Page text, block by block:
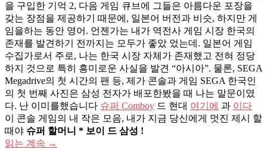
을 구입한 기억 2, 다음 게임 큐브에 그들은 아름다운 포장을
갖는 장점을 제공하기 때문에, 일본어 버전과 비슷, 하지만 게
임을하는 동안 영어. 언젠가는 내가 역전사 게임 시장 한국의
존재를 발견하기 전까지는 모두가 좋았 었는데. 일본어 게임
수집가로서 주로, 나는 한국 시장 자체가 존재했고 전혀 정당
하지 것으로 특히 흥미로운 사실​​을 발견 “아시아”. 물론, SEGA
Megadrive의 첫 시간의 팬 등, 제가 콘솔과 게임 SEGA 한국인
의 첫 번째 사진은 삼성 전자가 배포한봤을 때 나는 말문이였
다. 난 이미를했습니다 슈퍼 Comboy 드 현대 여기에 과 이다
이 콘솔 게임의 내 작은 모음, 내가 지금 당신에게 멋진 제시 할
때야 슈퍼 할머니 * 보이 드 삼성 !
읽는 계속 →